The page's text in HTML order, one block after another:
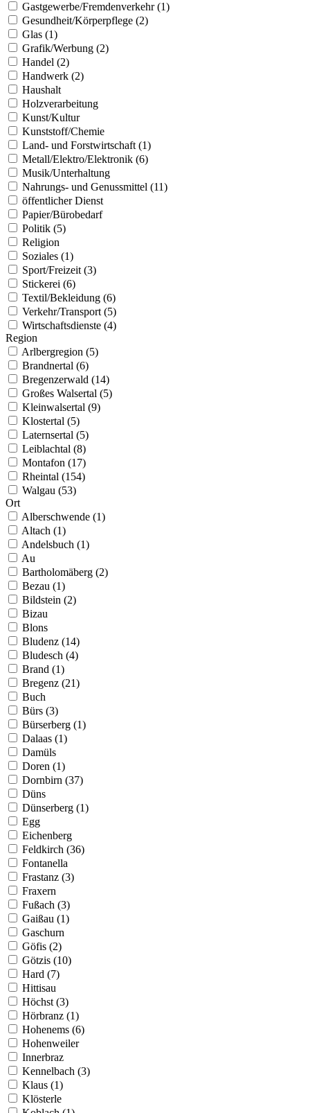
Gastgewerbe/Fremdenverkehr (1)
Gesundheit/Körperpflege (2)
Glas (1)
Grafik/Werbung (2)
Handel (2)
Handwerk (2)
Haushalt
Holzverarbeitung
Kunst/Kultur
Kunststoff/Chemie
Land- und Forstwirtschaft (1)
Metall/Elektro/Elektronik (6)
Musik/Unterhaltung
Nahrungs- und Genussmittel (11)
öffentlicher Dienst
Papier/Bürobedarf
Politik (5)
Religion
Soziales (1)
Sport/Freizeit (3)
Stickerei (6)
Textil/Bekleidung (6)
Verkehr/Transport (5)
Wirtschaftsdienste (4)
Region
Arlbergregion (5)
Brandnertal (6)
Bregenzerwald (14)
Großes Walsertal (5)
Kleinwalsertal (9)
Klostertal (5)
Laternsertal (5)
Leiblachtal (8)
Montafon (17)
Rheintal (154)
Walgau (53)
Ort
Alberschwende (1)
Altach (1)
Andelsbuch (1)
Au
Bartholomäberg (2)
Bezau (1)
Bildstein (2)
Bizau
Blons
Bludenz (14)
Bludesch (4)
Brand (1)
Bregenz (21)
Buch
Bürs (3)
Bürserberg (1)
Dalaas (1)
Damüls
Doren (1)
Dornbirn (37)
Düns
Dünserberg (1)
Egg
Eichenberg
Feldkirch (36)
Fontanella
Frastanz (3)
Fraxern
Fußach (3)
Gaißau (1)
Gaschurn
Göfis (2)
Götzis (10)
Hard (7)
Hittisau
Höchst (3)
Hörbranz (1)
Hohenems (6)
Hohenweiler
Innerbraz
Kennelbach (3)
Klaus (1)
Klösterle